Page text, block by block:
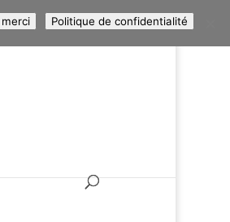
ARTICLES 0
Politique de confidentialité